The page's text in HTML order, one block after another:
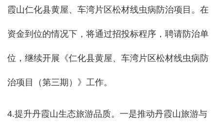
霞山仁化县黄屋、车湾片区松材线虫病防治项目。在
资金到位的情况下，将通过招投标程序，聘请防治单
位，继续开展《仁化县黄屋、车湾片区松材线虫病防
治项目（第三期）》工作。
4.提升丹霞山生态旅游品质。一是推动丹霞山旅游与